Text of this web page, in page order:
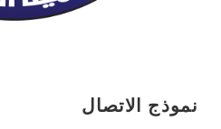
نموذج الاتصال